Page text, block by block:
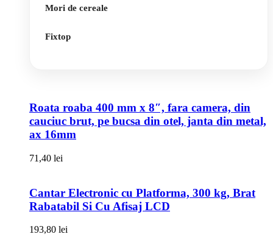
Mori de cereale
Fixtop
Roata roaba 400 mm x 8″, fara camera, din
cauciuc brut, pe bucsa din otel, janta din metal,
ax 16mm
71,40 lei
Cantar Electronic cu Platforma, 300 kg, Brat
Rabatabil Si Cu Afisaj LCD
193,80 lei